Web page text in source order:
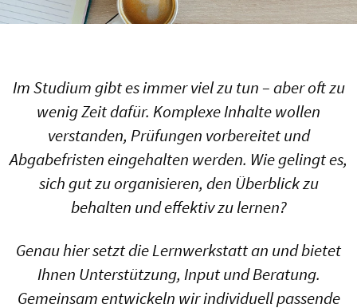
Im Studium gibt es immer viel zu tun – aber oft zu
wenig Zeit dafür. Komplexe Inhalte wollen
verstanden, Prüfungen vorbereitet und
Abgabefristen eingehalten werden. Wie gelingt es,
sich gut zu organisieren, den Überblick zu
behalten und effektiv zu lernen?
Genau hier setzt die Lernwerkstatt an und bietet
Ihnen Unterstützung, Input und Beratung.
Gemeinsam entwickeln wir individuell passende